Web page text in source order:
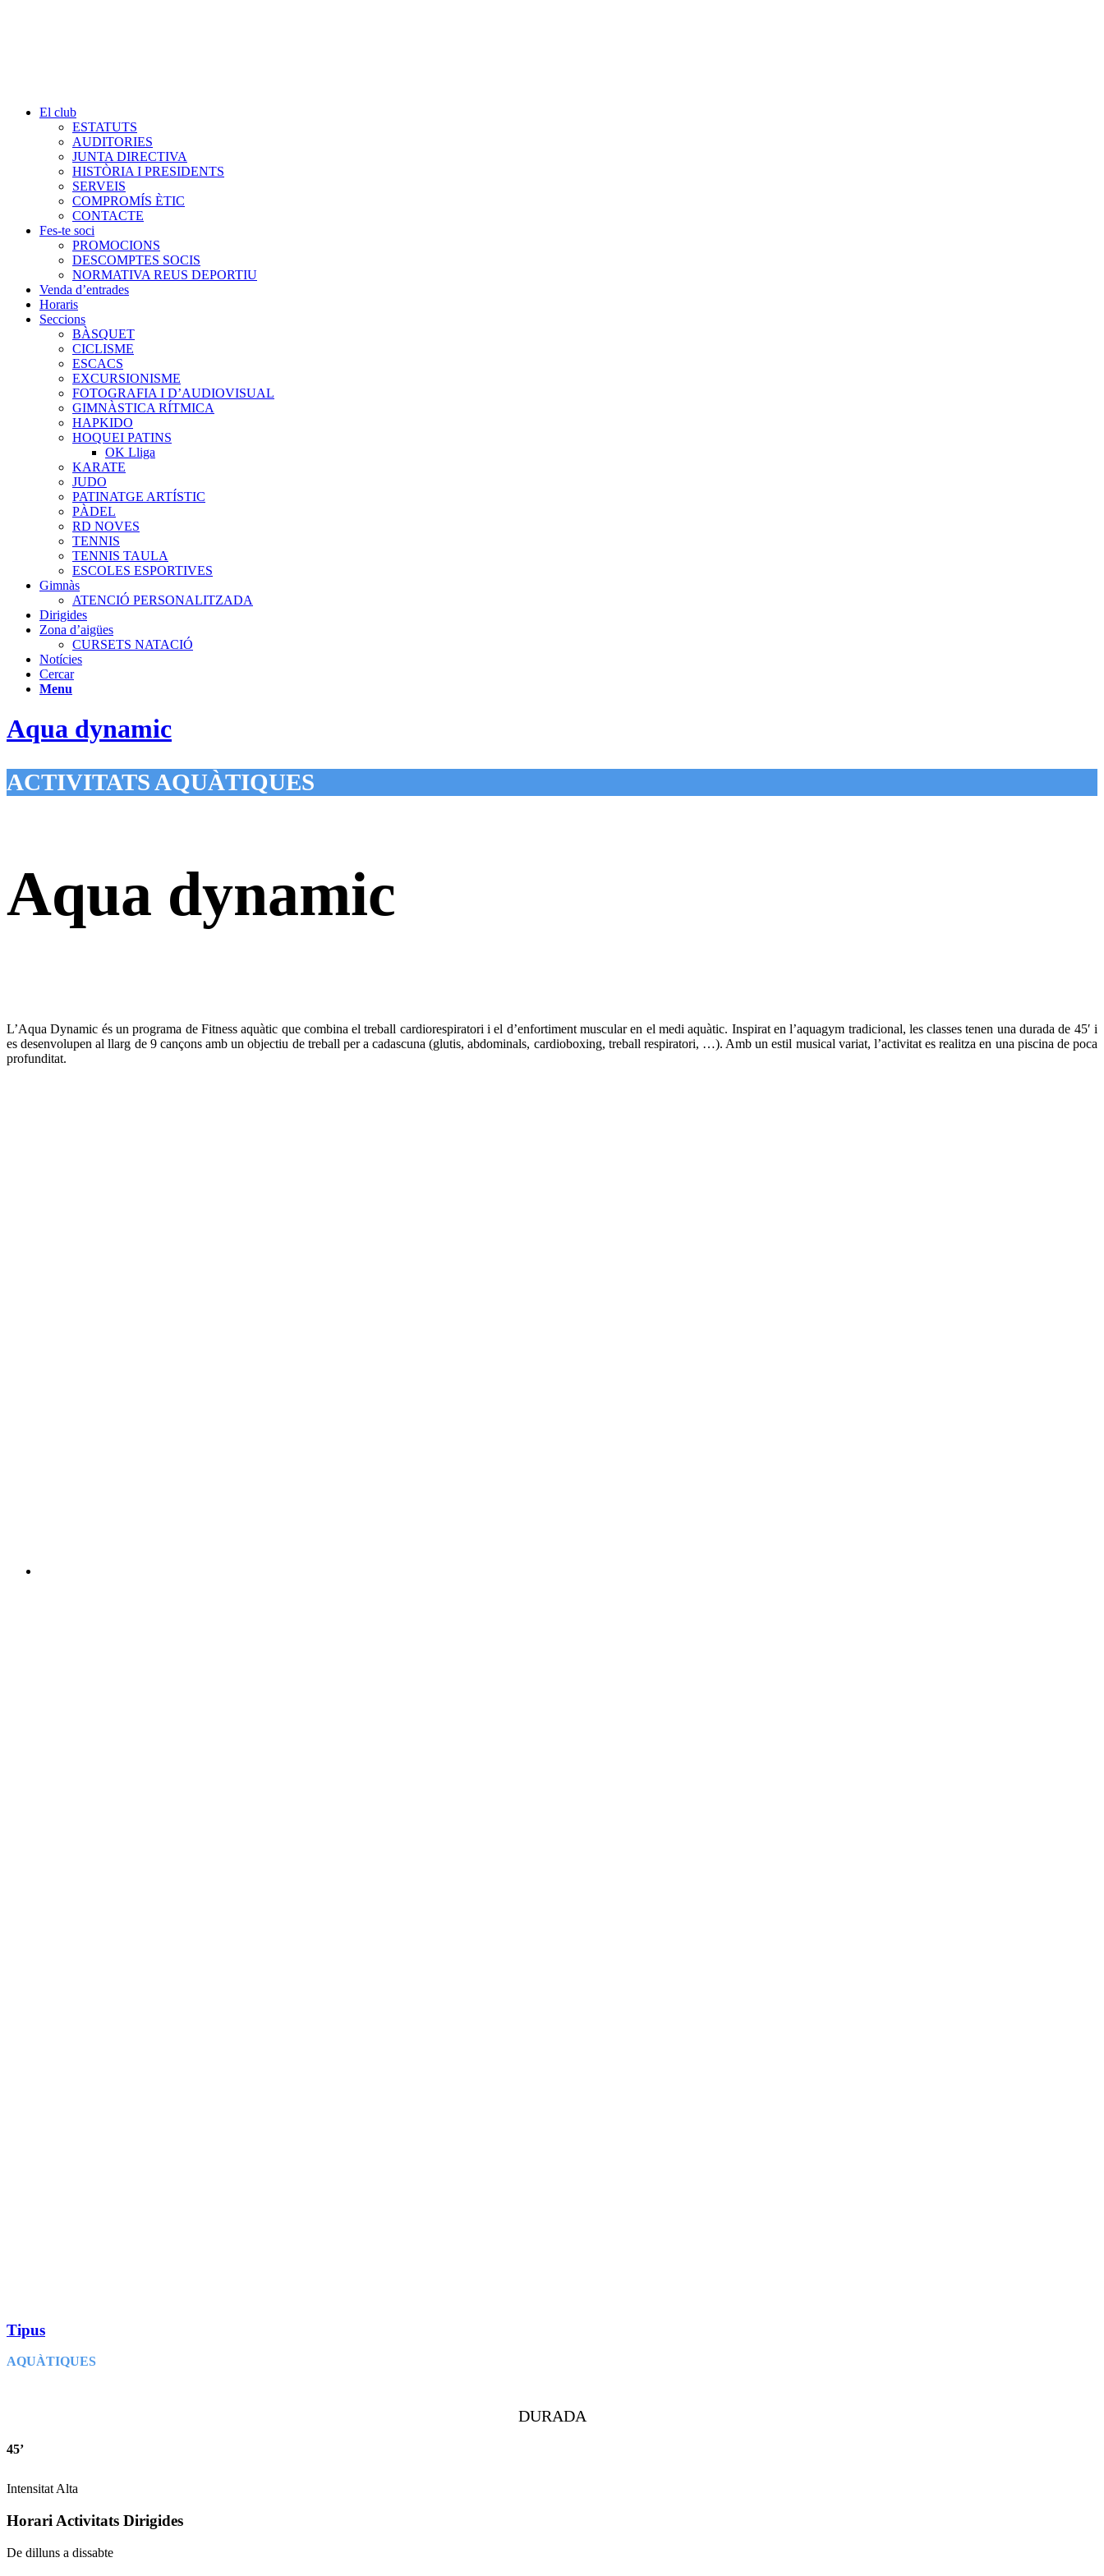
El club
ESTATUTS
AUDITORIES
JUNTA DIRECTIVA
HISTÒRIA I PRESIDENTS
SERVEIS
COMPROMÍS ÈTIC
CONTACTE
Fes-te soci
PROMOCIONS
DESCOMPTES SOCIS
NORMATIVA REUS DEPORTIU
Venda d’entrades
Horaris
Seccions
BÀSQUET
CICLISME
ESCACS
EXCURSIONISME
FOTOGRAFIA I D’AUDIOVISUAL
GIMNÀSTICA RÍTMICA
HAPKIDO
HOQUEI PATINS
OK Lliga
KARATE
JUDO
PATINATGE ARTÍSTIC
PÀDEL
RD NOVES
TENNIS
TENNIS TAULA
ESCOLES ESPORTIVES
Gimnàs
ATENCIÓ PERSONALITZADA
Dirigides
Zona d’aigües
CURSETS NATACIÓ
Notícies
Cercar
Menu
Aqua dynamic
ACTIVITATS AQUÀTIQUES
Aqua dynamic
L’Aqua Dynamic és un programa de Fitness aquàtic que combina el treball cardiorespiratori i el d’enfortiment muscular en el medi aquàtic. Inspirat en l’aquagym tradicional, les classes tenen una durada de 45′ i
es desenvolupen al llarg de 9 cançons amb un objectiu de treball per a cadascuna (glutis, abdominals, cardioboxing, treball respiratori, …). Amb un estil musical variat, l’activitat es realitza en una piscina de poca
profunditat.
Tipus
AQUÀTIQUES
DURADA
45’
Intensitat Alta
Horari Activitats Dirigides
De dilluns a dissabte